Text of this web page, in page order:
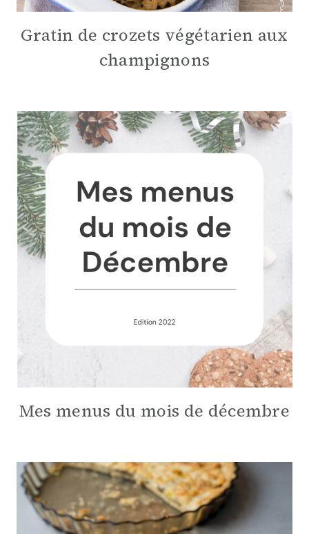
Gratin de crozets végétarien aux
champignons
Mes menus du mois de décembre